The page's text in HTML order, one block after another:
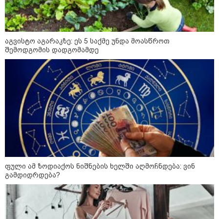
ამ წუთეში ბათუმში, ე.წ. ხოფის
ბაზრობაზე ხანძარია
"- გათა***ბულო, წადი და დაწერე
განცხადება თუ დანაშაულს
ჩავდივარ...- მემუქრები?" -
სოციალურ ქსელში სკანდალური
კადრები ვრცელდება
პოლიტიკა
აგვისტო აგარაკზე: ეს 5 საქმე უნდა მოასწროთ
შემოდგომის დადგომამდე
ფული ამ ზოდიაქოს ნიშნების ხელში აღმოჩნდება: ვინ
გამდიდრდება?